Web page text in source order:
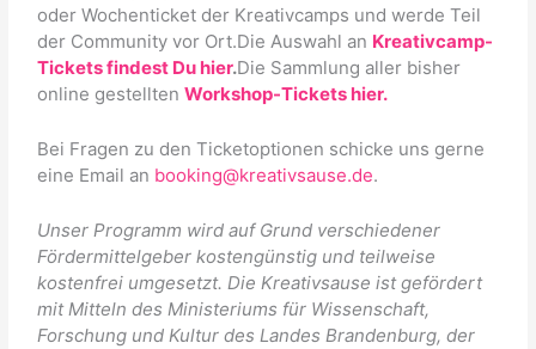
oder Wochenticket der Kreativcamps und werde Teil
der Community vor Ort.Die Auswahl an Kreativcamp-
Tickets findest Du hier.Die Sammlung aller bisher
online gestelltenWorkshop-Tickets hier.
Bei Fragen zu den Ticketoptionen schicke uns gerne
eine Email an booking@kreativsause.de.
Unser Programm wird auf Grund verschiedener
Fördermittelgeber kostengünstig und teilweise
kostenfrei umgesetzt. Die Kreativsause ist gefördert
mit Mitteln des Ministeriums für Wissenschaft,
Forschung und Kultur des Landes Brandenburg,der